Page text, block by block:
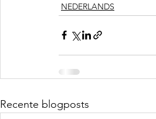
NEDERLANDS
Recente blogposts